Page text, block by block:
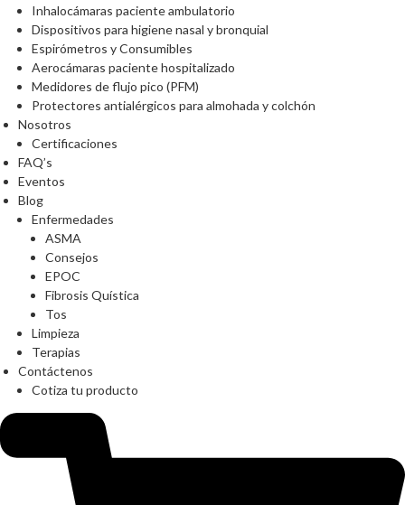
Inhalocámaras paciente ambulatorio
Dispositivos para higiene nasal y bronquial
Espirómetros y Consumibles
Aerocámaras paciente hospitalizado
Medidores de flujo pico (PFM)
Protectores antialérgicos para almohada y colchón
Nosotros
Certificaciones
FAQ’s
Eventos
Blog
Enfermedades
ASMA
Consejos
EPOC
Fibrosis Quística
Tos
Limpieza
Terapias
Contáctenos
Cotiza tu producto